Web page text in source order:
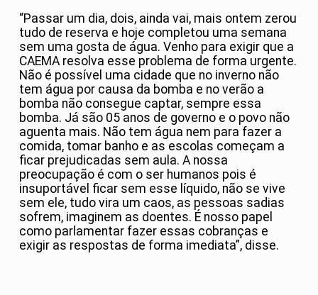
“Passar um dia, dois, ainda vai, mais ontem zerou
tudo de reserva e hoje completou uma semana
sem uma gosta de água. Venho para exigir que a
CAEMA resolva esse problema de forma urgente.
Não é possível uma cidade que no inverno não
tem água por causa da bomba e no verão a
bomba não consegue captar, sempre essa
bomba. Já são 05 anos de governo e o povo não
aguenta mais. Não tem água nem para fazer a
comida, tomar banho e as escolas começam a
ficar prejudicadas sem aula. A nossa
preocupação é com o ser humanos pois é
insuportável ficar sem esse líquido, não se vive
sem ele, tudo vira um caos, as pessoas sadias
sofrem, imaginem as doentes. É nosso papel
como parlamentar fazer essas cobranças e
exigir as respostas de forma imediata”, disse.